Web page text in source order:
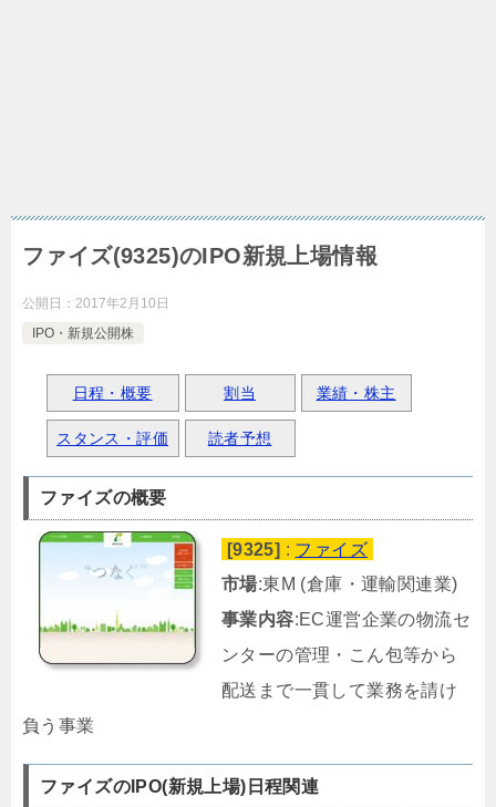
ファイズ(9325)のIPO新規上場情報
公開日： 2017年2月10日
IPO・新規公開株
日程・概要 割当 業績・株主
スタンス・評価 読者予想
ファイズの概要
[9325] : ファイズ
市場:東M (倉庫・運輸関連業)
事業内容:EC運営企業の物流セ
ンターの管理・こん包等から
配送まで一貫して業務を請け
負う事業
ファイズのIPO(新規上場)日程関連